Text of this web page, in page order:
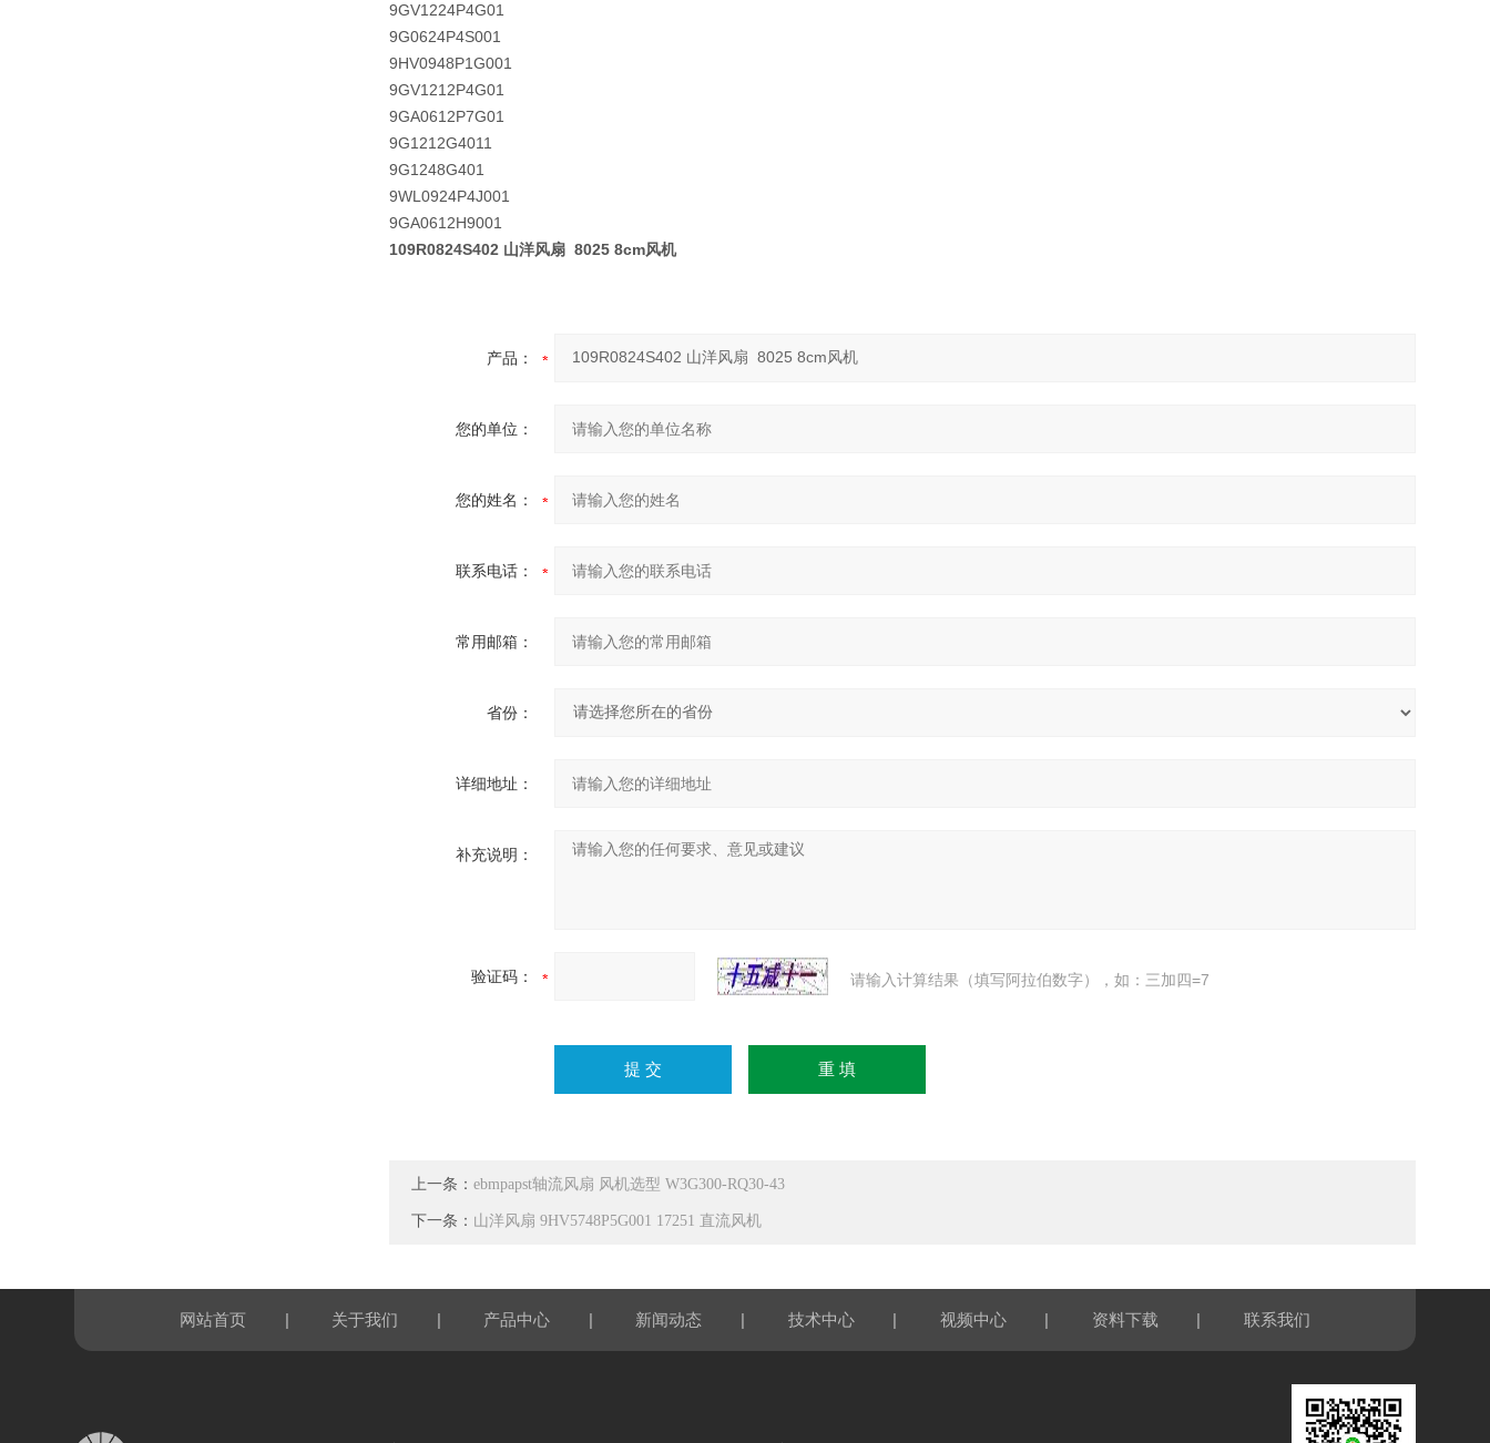
9GV1224P4G01
9G0624P4S001
9HV0948P1G001
9GV1212P4G01
9GA0612P7G01
9G1212G4011
9G1248G401
9WL0924P4J001
9GA0612H9001
109R0824S402 山洋风扇 8025 8cm风机
产品：
您的单位：
您的姓名：
联系电话：
常用邮箱：
省份：
详细地址：
补充说明：
验证码： 请输入计算结果（填写阿拉伯数字），如：三加四=7
上一条：ebmpapst轴流风扇 风机选型 W3G300-RQ30-43
下一条： 山洋风扇 9HV5748P5G001 17251 直流风机
网站首页 | 关于我们 | 产品中心 | 新闻动态 | 技术中心 | 视频中心 | 资料下载 | 联系我们